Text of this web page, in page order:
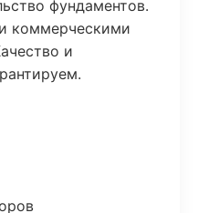
фундаментов.
коммерческими
и